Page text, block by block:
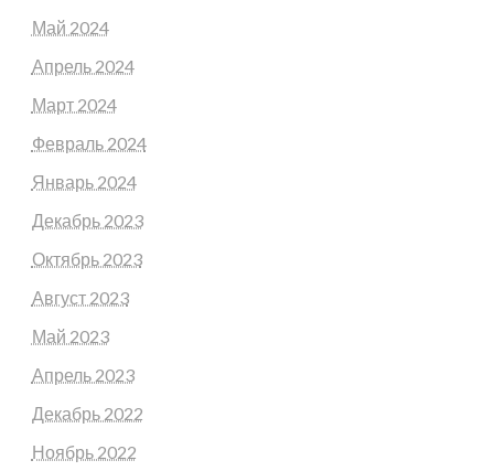
Май 2024
Апрель 2024
Март 2024
Февраль 2024
Январь 2024
Декабрь 2023
Октябрь 2023
Август 2023
Май 2023
Апрель 2023
Декабрь 2022
Ноябрь 2022